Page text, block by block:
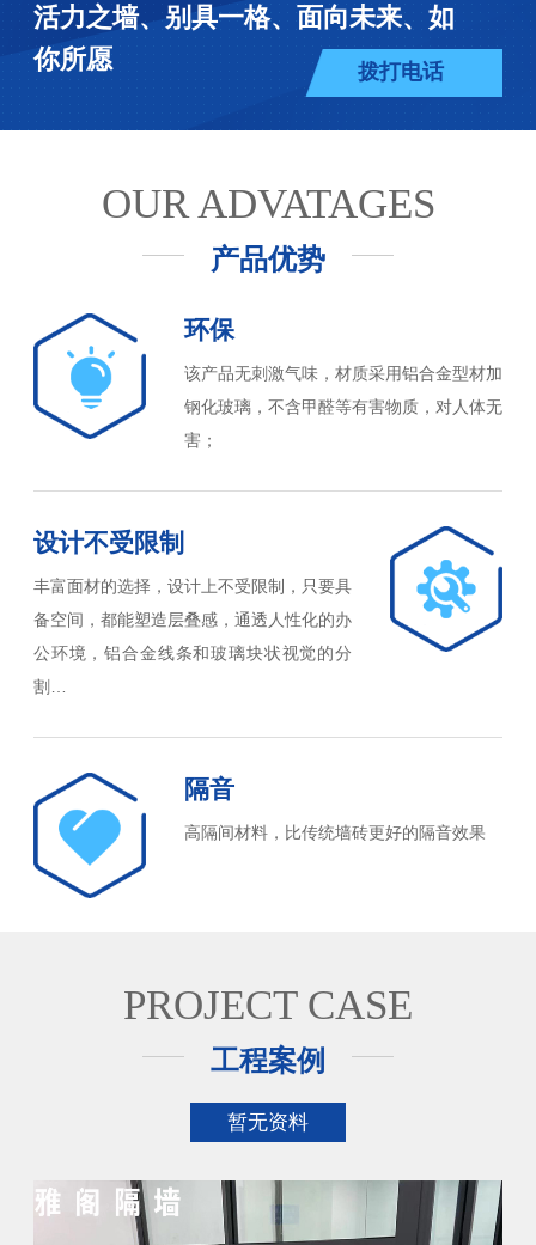
活力之墙、别具一格、面向未来、如
你所愿
拨打电话
OUR ADVATAGES
产品优势
环保
该产品无刺激气味，材质采用铝合金型材加
钢化玻璃，不含甲醛等有害物质，对人体无
害；
设计不受限制
丰富面材的选择，设计上不受限制，只要具
备空间，都能塑造层叠感，通透人性化的办
公环境，铝合金线条和玻璃块状视觉的分
割…
隔音
高隔间材料，比传统墙砖更好的隔音效果
PROJECT CASE
工程案例
暂无资料